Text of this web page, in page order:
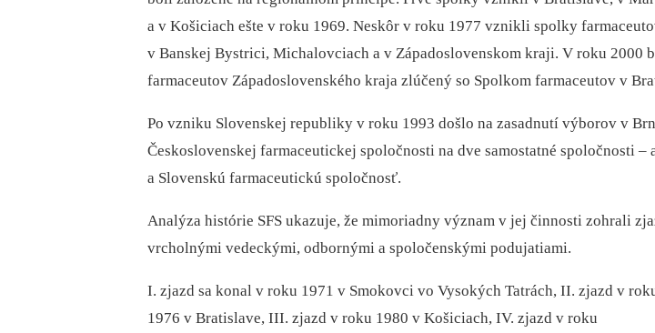
a v Košiciach ešte v roku 1969. Neskôr v roku 1977 vznikli spolky
v Banskej Bystrici, Michalovciach a v Západoslovenskom kraji. V roku 2000
farmaceutov Západoslovenského kraja zlúčený so Spolkom farmaceutov v
Po vzniku Slovenskej republiky v roku 1993 došlo na zasadnutí výborov v
Československej farmaceutickej spoločnosti na dve samostatné spoločnosti –⁠
a Slovenskú farmaceutickú spoločnosť.
Analýza histórie SFS ukazuje, že mimoriadny význam v jej činnosti zohrali
vrcholnými vedeckými, odbornými a spoločenskými podujatiami.
I. zjazd sa konal v roku 1971 v Smokovci vo Vysokých Tatrách, II. zjazd v
1976 v Bratislave, III. zjazd v roku 1980 v Košiciach, IV. zjazd v roku